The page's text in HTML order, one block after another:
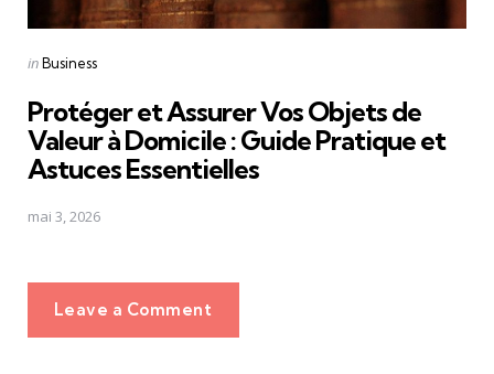
Posted
inBusiness
Protéger et Assurer Vos Objets de
Valeur à Domicile : Guide Pratique et
Astuces Essentielles
mai 3, 2026
Leave a Comment